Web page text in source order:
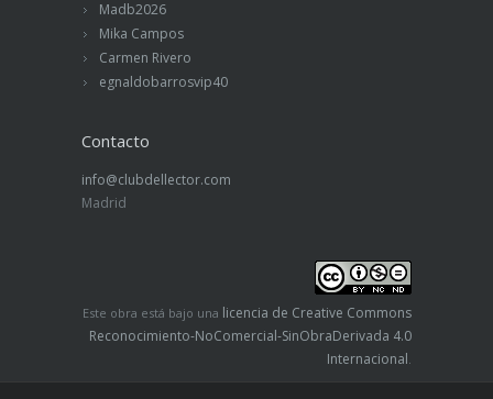
Madb2026
Mika Campos
Carmen Rivero
egnaldobarrosvip40
Contacto
info@clubdellector.com
Madrid
Este obra está bajo una licencia de Creative Commons
Reconocimiento-NoComercial-SinObraDerivada 4.0
Internacional